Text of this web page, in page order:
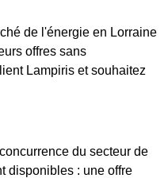
de l'énergie en Lorraine
offres sans
Lampiris et souhaitez
du secteur de
disponibles : une offre